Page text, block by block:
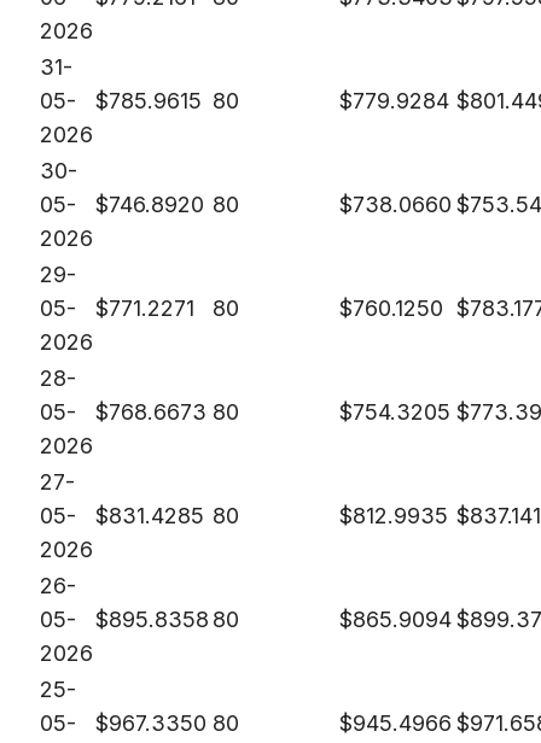
2026
31-
05-
2026
$785.9615 80 $779.9284 $
30-
05-
2026
$746.8920 80 $738.0660 $
29-
05-
2026
$771.2271 80 $760.1250 $
28-
05-
2026
$768.6673 80 $754.3205 $
27-
05-
2026
$831.4285 80 $812.9935 $
26-
05-
2026
$895.8358 80 $865.9094$
25-
05-
$967.3350 80 $945.4966 $